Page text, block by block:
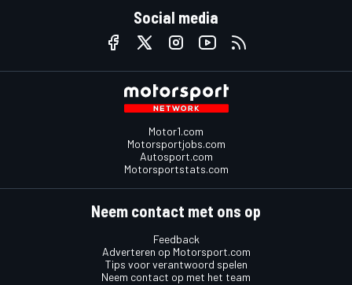
Social media
Motor1.com
Motorsportjobs.com
Autosport.com
Motorsportstats.com
Neem contact met ons op
Feedback
Adverteren op Motorsport.com
Tips voor verantwoord spelen
Neem contact op met het team